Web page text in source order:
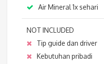
Air Mineral 1x sehari
NOT INCLUDED
Tip guide dan driver
Kebutuhan pribadi